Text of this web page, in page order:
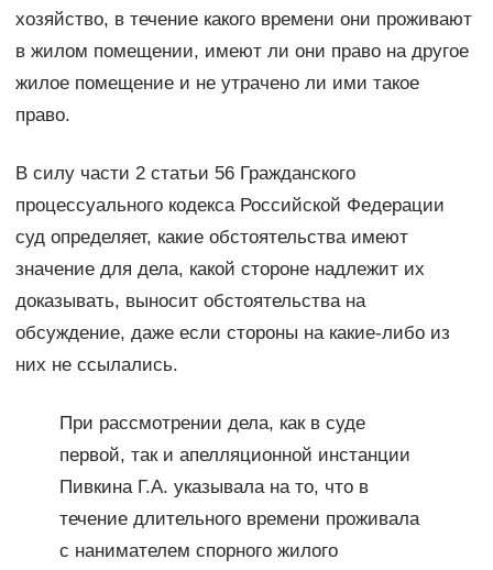
хозяйство, в течение какого времени они проживают
в жилом помещении, имеют ли они право на другое
жилое помещение и не утрачено ли ими такое
право.
В силу части 2 статьи 56 Гражданского
процессуального кодекса Российской Федерации
суд определяет, какие обстоятельства имеют
значение для дела, какой стороне надлежит их
доказывать, выносит обстоятельства на
обсуждение, даже если стороны на какие-либо из
них не ссылались.
При рассмотрении дела, как в суде
первой, так и апелляционной инстанции
Пивкина Г.А. указывала на то, что в
течение длительного времени проживала
с нанимателем спорного жилого